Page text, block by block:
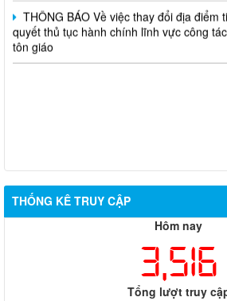
THÔNG BÁO Về việc thay đổi địa điểm
quyết thủ tục hành chính lĩnh vực công
tôn giáo
THỐNG KÊ TRUY CẬP
Hôm nay
3,516
Tổng lượt truy